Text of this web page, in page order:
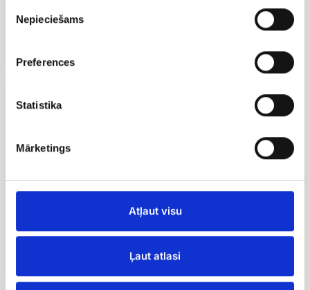
izvēle
Nepieciešams
Preferences
Statistika
Mārketings
Atļaut visu
Ļaut atlasi
Augļu grozs
Raffaello konfektes
Ferrero rocher